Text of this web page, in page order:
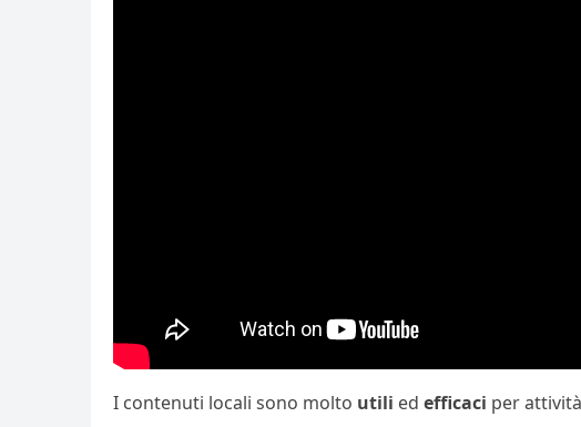
I contenuti locali sono molto utili ed efficaci per